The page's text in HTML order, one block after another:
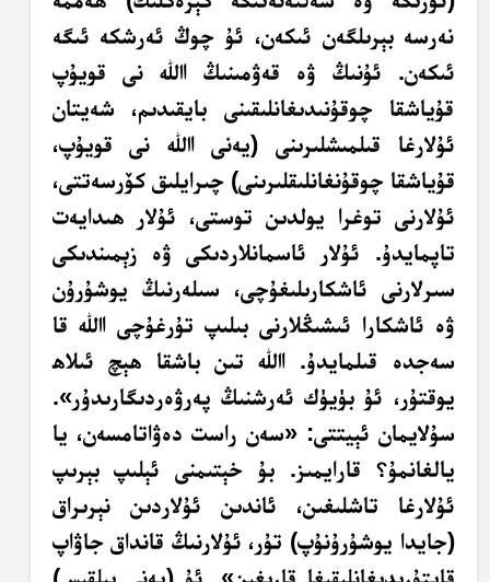
نەرسە بېرىلگەن ئىكەن، ئۇ چوڭ ئەرشكە ئىگە
ئىكەن. ئۇنىڭ ۋە قەۋمىنىڭ اﷲ نى قويۇپ
قۇياشقا چوقۇنىدىغانلىقىنى بايقىدىم، شەيتان
ئۇلارغا قىلمىشلىرىنى (يەنى اﷲ نى قويۇپ،
قۇياشقا چوقۇنغانلىقلىرىنى) چىرايلىق كۆرسەتتى،
ئۇلارنى توغرا يولدىن توستى، ئۇلار ھىدايەت
تاپمايدۇ. ئۇلار ئاسمانلاردىكى ۋە زېمىندىكى
سىرلارنى ئاشكارىلىغۇچى، سىلەرنىڭ يوشۇرۇن
ۋە ئاشكارا ئىشىڭلارنى بىلىپ تۇرغۇچى اﷲ قا
سەجدە قىلمايدۇ. اﷲ تىن باشقا ھېچ ئىلاھ
يوقتۇر، ئۇ بۈيۈك ئەرشنىڭ پەرۋەردىگارىدۇر».
سۇلايمان ئېيتتى: «سەن راست دەۋاتامسەن، يا
يالغانمۇ؟ قارايمىز. بۇ خېتىمنى ئېلىپ بېرىپ
ئۇلارغا تاشلىغىن، ئاندىن ئۇلاردىن نېرىراق
(جايدا يوشۇرۇنۇپ) تۇر، ئۇلارنىڭ قانداق جاۋاپ